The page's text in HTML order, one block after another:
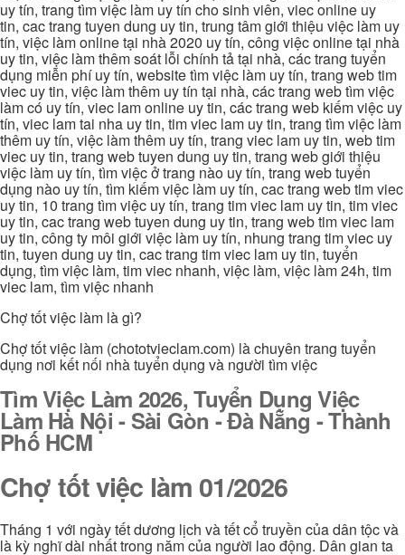
uy tín, trang tìm việc làm uy tín cho sinh viên, viec online uy
tin, cac trang tuyen dung uy tin, trung tâm giới thiệu việc làm uy
tín, việc làm online tại nhà 2020 uy tín, công việc online tại nhà
uy tin, việc làm thêm soát lỗi chính tả tại nhà, các trang tuyển
dụng miễn phí uy tín, website tìm việc làm uy tín, trang web tim
viec uy tin, việc làm thêm uy tín tại nhà, các trang web tìm việc
làm có uy tín, viec lam online uy tin, các trang web kiếm việc uy
tín, viec lam tai nha uy tin, tim viec lam uy tin, trang tìm việc làm
thêm uy tín, việc làm thêm uy tín, trang viec lam uy tin, web tim
viec uy tin, trang web tuyen dung uy tin, trang web giới thiệu
việc làm uy tín, tìm việc ở trang nào uy tín, trang web tuyển
dụng nào uy tín, tìm kiếm việc làm uy tín, cac trang web tim viec
uy tin, 10 trang tìm việc uy tín, trang tim viec lam uy tin, tim viec
uy tin, cac trang web tuyen dung uy tin, trang web tim viec lam
uy tin, công ty môi giới việc làm uy tín, nhung trang tim viec uy
tin, tuyen dung uy tin, cac trang tim viec lam uy tin, tuyển
dụng, tìm việc làm, tim viec nhanh, việc làm, việc làm 24h, tim
viec lam, tìm việc nhanh
Chợ tốt việc làm là gì?
Chợ tốt việc làm (chototvieclam.com) là chuyên trang tuyển
dụng nơi kết nối nhà tuyển dụng và người tìm việc
Tìm Việc Làm 2026, Tuyển Dụng Việc
Làm Hà Nội - Sài Gòn - Đà Nẵng - Thành
Phố HCM
Chợ tốt việc làm 01/2026
Tháng 1 với ngày tết dương lịch và tết cổ truyền của dân tộc và
là kỳ nghĩ dài nhất trong năm của người lao động. Dân gian ta